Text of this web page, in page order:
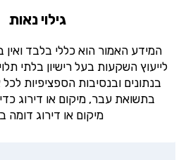
גילוי נאות
המידע האמור הוא כללי בלבד ואין
לייעוץ השקעות בעל רישיון בלתי
בנתונים ובנסיבות הספציפיות
בתשואת עבר, מיקום או דירוג
מיקום או דירוג דומה